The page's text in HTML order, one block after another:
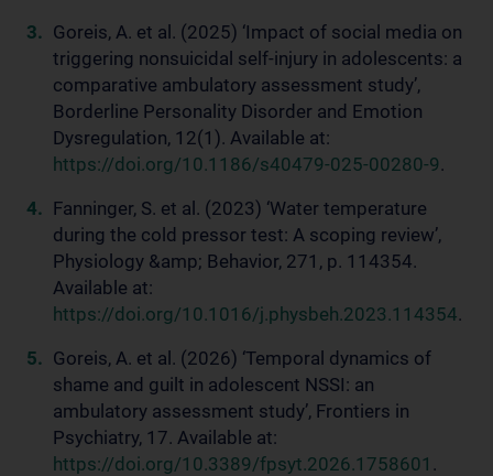
Goreis, A. et al. (2025) ‘Impact of social media on
triggering nonsuicidal self-injury in adolescents: a
comparative ambulatory assessment study’,
Borderline Personality Disorder and Emotion
Dysregulation, 12(1). Available at:
https://doi.org/10.1186/s40479-025-00280-9.
Fanninger, S. et al. (2023) ‘Water temperature
during the cold pressor test: A scoping review’,
Physiology &amp; Behavior, 271, p. 114354.
Available at:
https://doi.org/10.1016/j.physbeh.2023.114354.
Goreis, A. et al. (2026) ‘Temporal dynamics of
shame and guilt in adolescent NSSI: an
ambulatory assessment study’, Frontiers in
Psychiatry, 17. Available at:
https://doi.org/10.3389/fpsyt.2026.1758601 .